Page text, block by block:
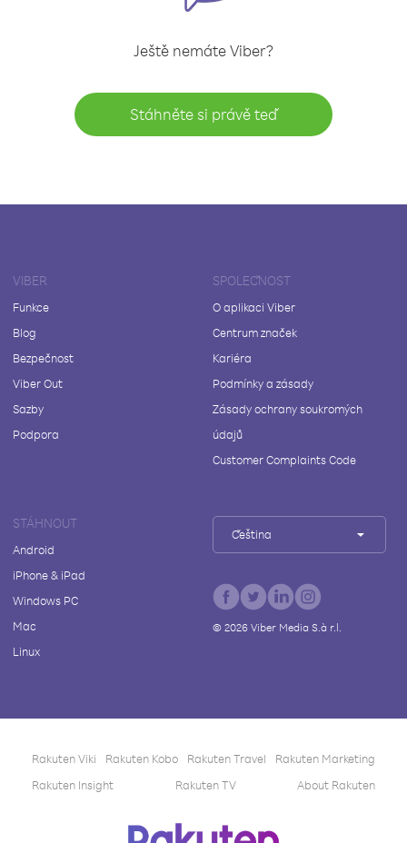
Ještě nemáte Viber?
Stáhněte si právě teď
VIBER
Funkce
Blog
Bezpečnost
Viber Out
Sazby
Podpora
SPOLEČNOST
O aplikaci Viber
Centrum značek
Kariéra
Podmínky a zásady
Zásady ochrany soukromých
údajů
Customer Complaints Code
STÁHNOUT
Android
iPhone & iPad
Windows PC
Mac
Linux
Čeština
© 2026Viber Media S.à r.l.
Rakuten Viki Rakuten Kobo Rakuten Travel
Rakuten Marketing
Rakuten Insight
Rakuten TV About Rakuten